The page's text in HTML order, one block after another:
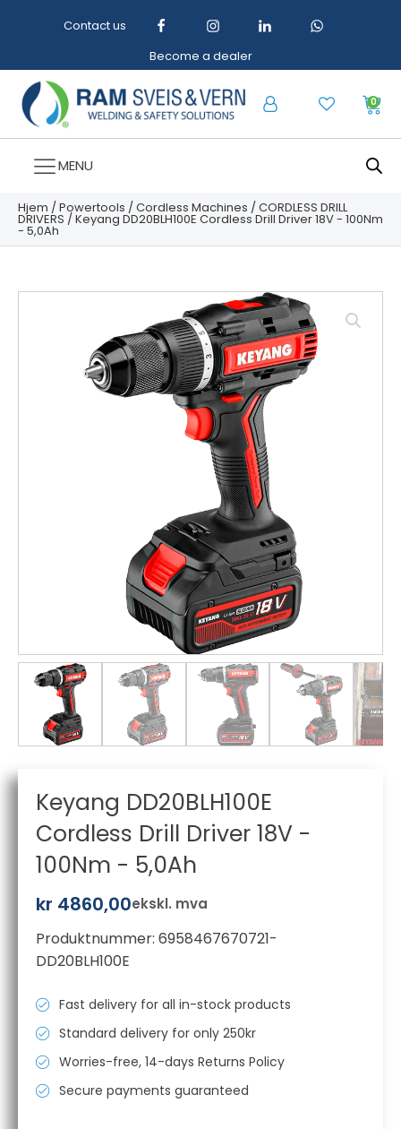
Contact us
Become a dealer
0
MENU
Hjem /Powertools /Cordless Machines /CORDLESS DRILL
DRIVERS / Keyang DD20BLH100E Cordless Drill Driver 18V - 100Nm
- 5,0Ah
Keyang DD20BLH100E
Cordless Drill Driver 18V -
100Nm - 5,0Ah
kr 4860,00ekskl. mva
Produktnummer: 6958467670721-
DD20BLH100E
Fast delivery for all in-stock products
Standard delivery for only 250kr
Worries-free, 14-days Returns Policy
Secure payments guaranteed